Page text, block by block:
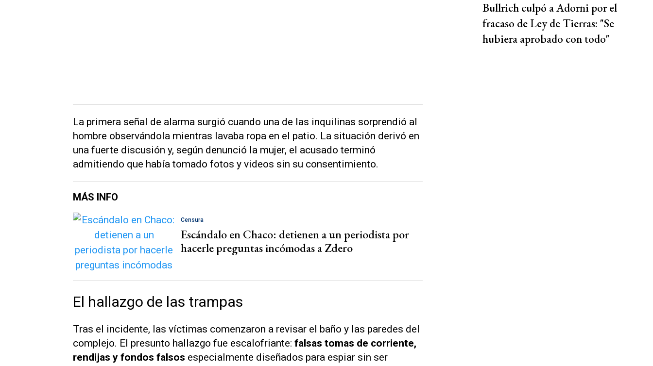
La primera señal de alarma surgió cuando una de las inquilinas sorprendió al
hombre observándola mientras lavaba ropa en el patio. La situación derivó en
una fuerte discusión y, según denunció la mujer, el acusado terminó
admitiendo que había tomado fotos y videos sin su consentimiento.
MÁS INFO
Censura
Escándalo en Chaco: detienen a un periodista por
hacerle preguntas incómodas a Zdero
El hallazgo de las trampas
Tras el incidente, las víctimas comenzaron a revisar el baño y las paredes del
complejo. El presunto hallazgo fue escalofriante: falsas tomas de corriente,
rendijas y fondos falsos especialmente diseñados para espiar sin ser
Bullrich culpó a Adorni por el
fracaso de Ley de Tierras: "Se
hubiera aprobado con todo"